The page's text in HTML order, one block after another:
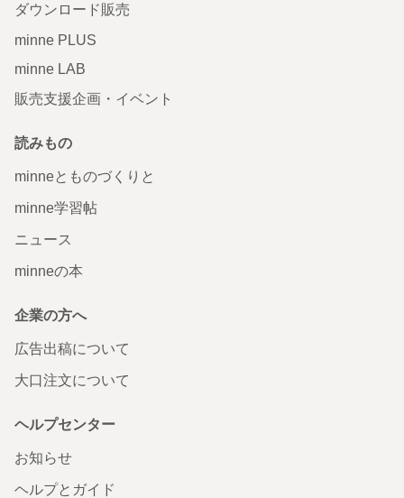
ダウンロード販売
minne PLUS
minne LAB
販売支援企画・イベント
読みもの
minneとものづくりと
minne学習帖
ニュース
minneの本
企業の方へ
広告出稿について
大口注文について
ヘルプセンター
お知らせ
ヘルプとガイド